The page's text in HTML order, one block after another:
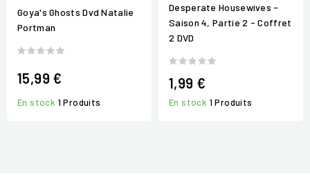
Goya's Ghosts Dvd Natalie
Portman
15,99 €
En stock 1 Produits
Desperate Housewives -
Saison 4, Partie 2 - Coffret
2 DVD
1,99 €
En stock 1 Produits